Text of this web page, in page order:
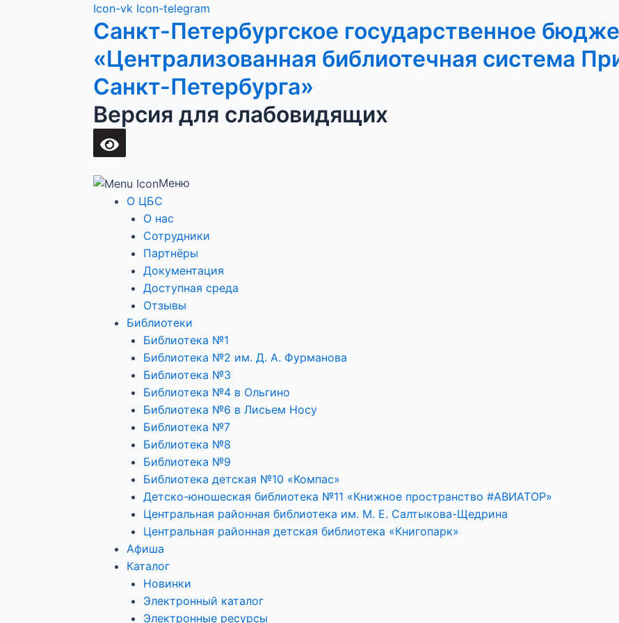
Перейти
к
содержимому
Icon-vk Icon-telegram
Санкт-Петербургское государственное
«Централизованная библиотечная система
Санкт-Петербурга»
Версия для слабовидящих
Меню
О ЦБС
О нас
Сотрудники
Партнёры
Документация
Доступная среда
Отзывы
Библиотеки
Библиотека №1
Библиотека №2 им. Д. А. Фурманова
Библиотека №3
Библиотека №4 в Ольгино
Библиотека №6 в Лисьем Носу
Библиотека №7
Библиотека №8
Библиотека №9
Библиотека детская №10 «Компас»
Детско-юношеская библиотека №11 «Книжное пространство #АВИАТОР»
Центральная районная библиотека им. М. Е. Салтыкова-Щедрина
Центральная районная детская библиотека «Книгопарк»
Афиша
Каталог
Новинки
Электронный каталог
Электронные ресурсы
Main
Menu